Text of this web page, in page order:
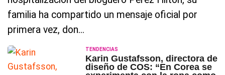
familia ha compartido un mensaje oficial por
primera vez, don...
TENDENCIAS
Karin Gustafsson, directora de
diseño de COS: “En Corea se